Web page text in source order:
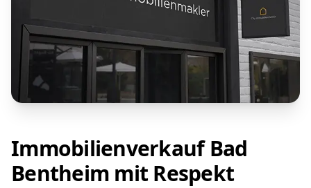
Immobilienverkauf Bad
Bentheim mit Respekt